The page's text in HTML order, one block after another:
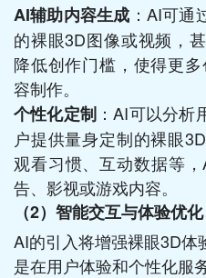
AI辅助内容生成 ：AI可
的裸眼3D图像或视频，
降低创作门槛，使得更
容制作。
个性化定制 ：AI可以分析
户提供量身定制的裸眼
观看习惯、互动数据等
告、影视或游戏内容。
（2） 智能交互与体验优化
AI的引入将增强裸眼3D体
是在用户体验和个性化服